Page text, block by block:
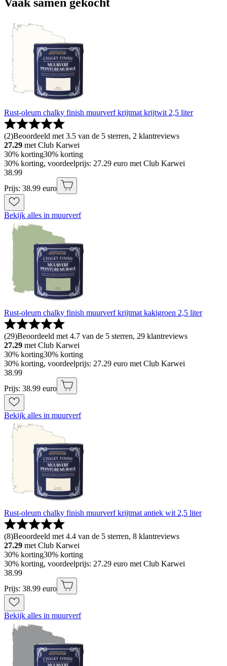
Rust-oleum chalky finish muurverf krijtmat krijtwit 2,5 liter
(2)Beoordeeld met 3.5 van de 5 sterren, 2 klantreviews
27.29 met Club Karwei
30% korting30% korting
30% korting, voordeelprijs: 27.29 euro met Club Karwei
38.99
Prijs: 38.99 euro
Bekijk alles in muurverf
Rust-oleum chalky finish muurverf krijtmat kakigroen 2,5 liter
(29)Beoordeeld met 4.7 van de 5 sterren, 29 klantreviews
27.29 met Club Karwei
30% korting30% korting
30% korting, voordeelprijs: 27.29 euro met Club Karwei
38.99
Prijs: 38.99 euro
Bekijk alles in muurverf
Rust-oleum chalky finish muurverf krijtmat antiek wit 2,5 liter
(8)Beoordeeld met 4.4 van de 5 sterren, 8 klantreviews
27.29 met Club Karwei
30% korting30% korting
30% korting, voordeelprijs: 27.29 euro met Club Karwei
38.99
Prijs: 38.99 euro
Bekijk alles in muurverf